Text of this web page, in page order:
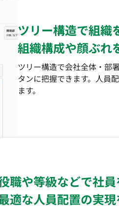
ツリー構造で組織
組織構成や顔ぶれ
ツリー構造で会社全体・部
タンに把握できます。人員
ます。
職や等級などで社
適な人員配置の実